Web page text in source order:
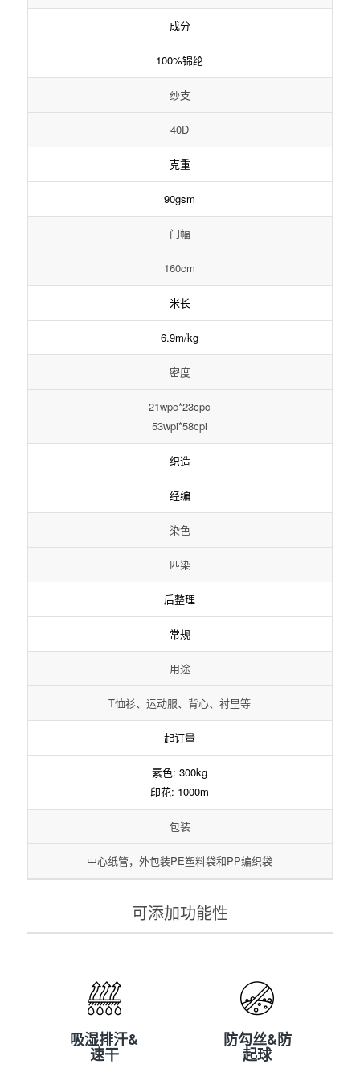
成分
100%锦纶
纱支
40D
克重
90gsm
门幅
160cm
米长
6.9m/kg
密度
21wpc*23cpc
53wpi*58cpi
织造
经编
染色
匹染
后整理
常规
用途
T恤衫、运动服、背心、衬里等
起订量
素色: 300kg
印花: 1000m
包装
中心纸管，外包装PE塑料袋和PP编织袋
可添加功能性
吸湿排汗&
速干
吸湿排汗&
速干 防勾丝&防
起球
防勾丝&防
起球